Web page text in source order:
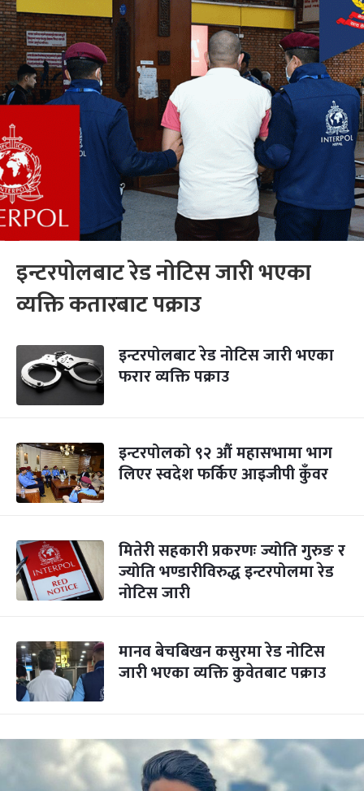
इन्टरपोलबाट रेड नोटिस जारी भएका
व्यक्ति कतारबाट पक्राउ
इन्टरपोलबाट रेड नोटिस जारी भएका
फरार व्यक्ति पक्राउ
इन्टरपोलको ९२ औं महासभामा भाग
लिएर स्वदेश फर्किए आइजीपी कुँवर
मितेरी सहकारी प्रकरणः ज्योति गुरुङ र
ज्योति भण्डारीविरुद्ध इन्टरपोलमा रेड
नोटिस जारी
मानव बेचबिखन कसुरमा रेड नोटिस
जारी भएका व्यक्ति कुवेतबाट पक्राउ